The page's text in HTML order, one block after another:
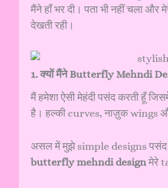
मैंने हाँ भर दी। पता भी नहीं चला और
देखती रही।
1. क्यों मैंने Butterfly Mehndi
मैं हमेशा ऐसी मेहंदी पसंद करती हूँ
है। हल्की curves, नाज़ुक wings
असल में मुझे simple designs पसंद
butterfly mehndi designमेरे